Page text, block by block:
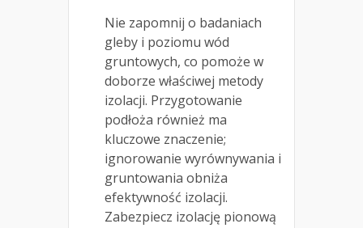
Nie zapomnij o badaniach
gleby i poziomu wód
gruntowych, co pomoże w
doborze właściwej metody
izolacji. Przygotowanie
podłoża również ma
kluczowe znaczenie;
ignorowanie wyrównywania i
gruntowania obniża
efektywność izolacji.
Zabezpiecz izolację pionową